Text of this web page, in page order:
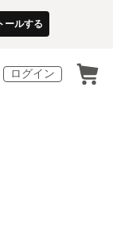
ールする
ログイン